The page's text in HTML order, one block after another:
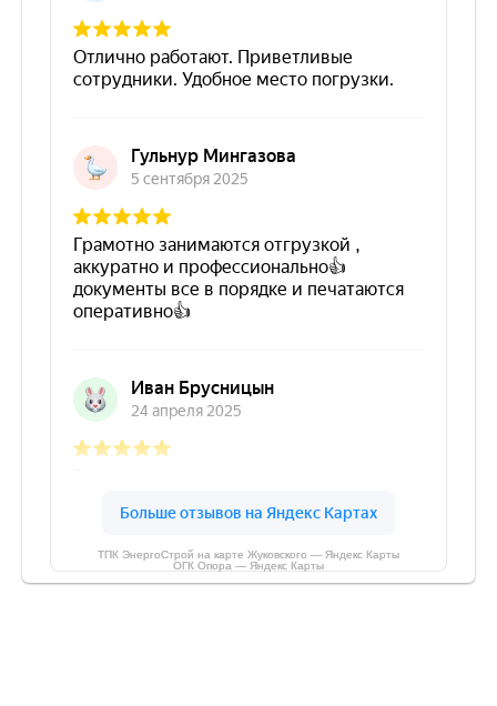
ТПК ЭнергоСтрой на карте Жуковского — Яндекс Карты
ОГК Опора — Яндекс Карты